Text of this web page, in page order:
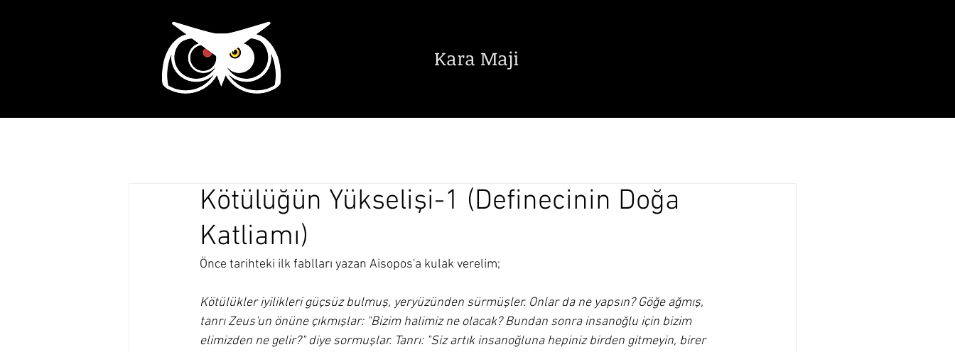
Kara Maji
Kötülüğün Yükselişi-1 (Definecinin Doğa
Katliamı)
Önce tarihteki ilk fablları yazan Aisopos'a kulak verelim;
Kötülükler iyilikleri güçsüz bulmuş, yeryüzünden sürmüşler. Onlar da ne yapsın? Göğe ağmış,
tanrı Zeus'un önüne çıkmışlar: "Bizim halimiz ne olacak? Bundan sonra insanoğlu için bizim
elimizden ne gelir?" diye sormuşlar. Tanrı: "Siz artık insanoğluna hepiniz birden gitmeyin, birer